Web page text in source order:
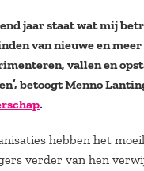
jaar staat wat mij
van nieuwe en
vallen en
betoogt Menno
.
hebben het
verder van hen